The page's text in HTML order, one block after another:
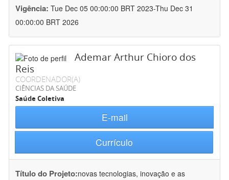
Vigência: Tue Dec 05 00:00:00 BRT 2023-Thu Dec 31
00:00:00 BRT 2026
Ademar Arthur Chioro dos
Reis
COORDENADOR(A)
CIÊNCIAS DA SAÚDE
Saúde Coletiva
E-mail
Currículo
Título do Projeto:novas tecnologias, inovação e as